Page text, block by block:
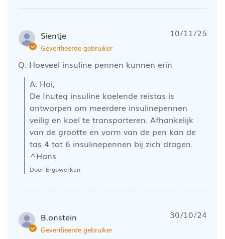
Sientje
Geverifieerde gebruiker
Q: Hoeveel insuline pennen kunnen erin
A: Hoi,
De Inuteq insuline koelende reistas is
ontworpen om meerdere insulinepennen
veilig en koel te transporteren. Afhankelijk
van de grootte en vorm van de pen kan de
tas 4 tot 6 insulinepennen bij zich dragen.
^Hans
Door Ergowerken
10/11/25
B.onstein
Geverifieerde gebruiker
30/10/24